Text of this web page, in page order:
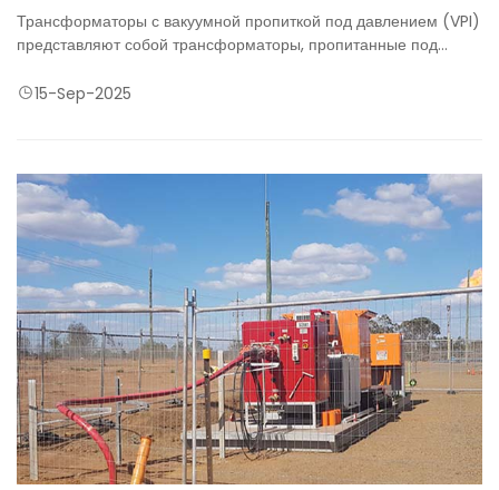
Трансформаторы с вакуумной пропиткой под давлением (VPI)
представляют собой трансформаторы, пропитанные под
полиэфирным лаком
15-Sep-2025